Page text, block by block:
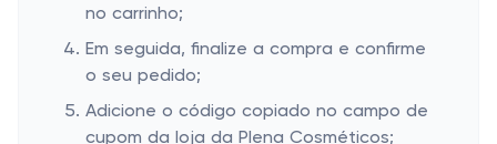
no carrinho;
Em seguida, finalize a compra e confirme
o seu pedido;
Adicione o código copiado no campo de
cupom da loja da Plena Cosméticos;